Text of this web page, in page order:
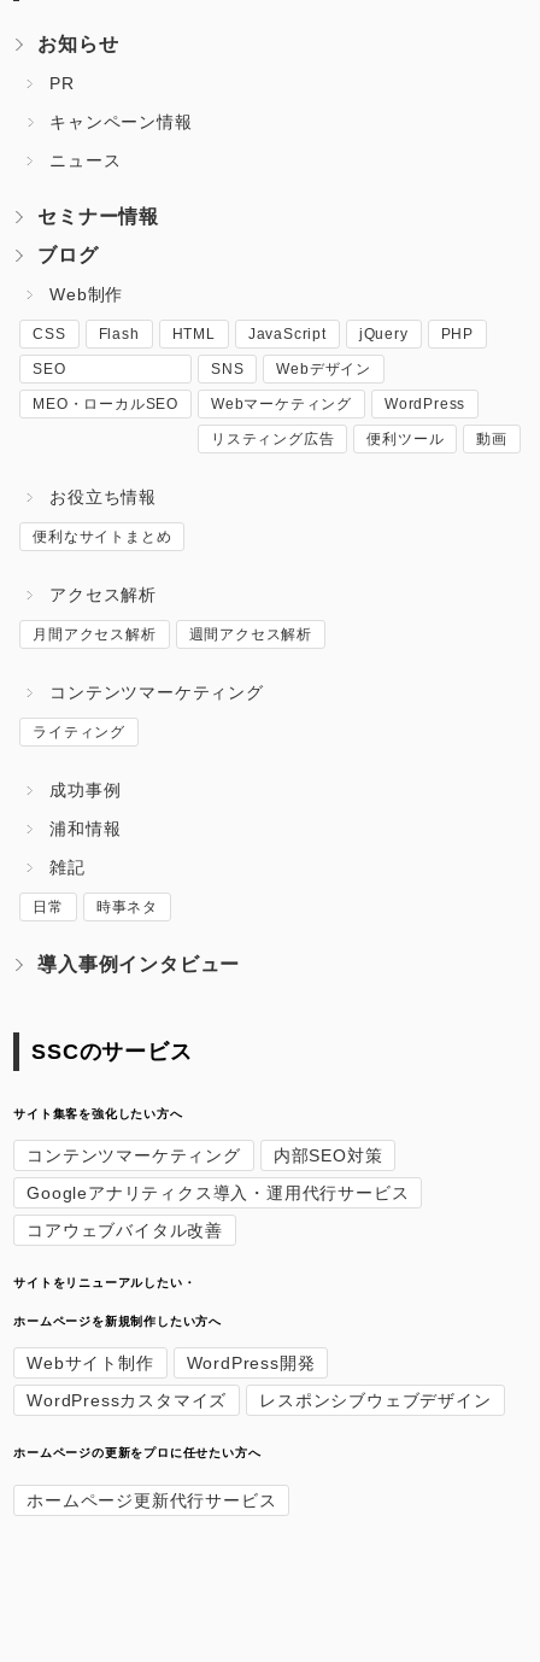
お知らせ
PR
キャンペーン情報
ニュース
セミナー情報
ブログ
Web制作
CSS Flash HTML JavaScript jQuery PHP
SEO
MEO・ローカルSEO
SNS Webデザイン
Webマーケティング WordPress
リスティング広告 便利ツール 動画
お役立ち情報
便利なサイトまとめ
アクセス解析
月間アクセス解析 週間アクセス解析
コンテンツマーケティング
ライティング
成功事例
浦和情報
雑記
日常 時事ネタ
導入事例インタビュー
SSCのサービス
サイト集客を強化したい方へ
コンテンツマーケティング
内部SEO対策
Googleアナリティクス導入・運用代行サービス
コアウェブバイタル改善
サイトをリニューアルしたい・
ホームページを新規制作したい方へ
Webサイト制作
WordPress開発
WordPressカスタマイズ
レスポンシブウェブデザイン
ホームページの更新をプロに任せたい方へ
ホームページ更新代行サービス